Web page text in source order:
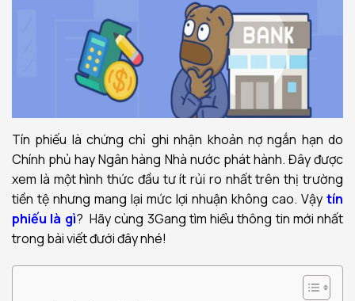
Tín phiếu là chứng chỉ ghi nhận khoản nợ ngắn hạn do
Chính phủ hay Ngân hàng Nhà nước phát hành. Đây được
xem là một hình thức đầu tư ít rủi ro nhất trên thị trường
tiền tệ nhưng mang lại mức lợi nhuận không cao. Vậy tín
phiếu là gì? Hãy cùng 3Gang tìm hiểu thông tin mới nhất
trong bài viết đưới đây nhé!